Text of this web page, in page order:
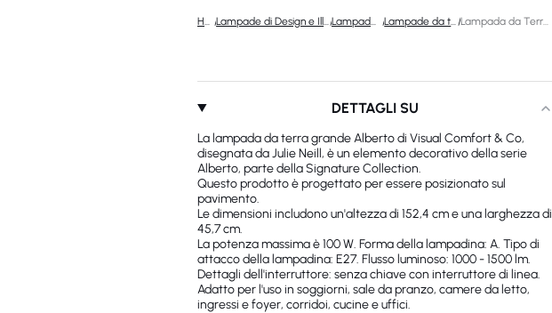
Home / Lampade di Design e Illuminazione di Lusso / Lampade di design / Lampade da terra di design / Lampada da Terra Alberto grande
DETTAGLI SU
La lampada da terra grande Alberto di Visual Comfort & Co,
disegnata da Julie Neill, è un elemento decorativo della serie
Alberto, parte della Signature Collection.
Questo prodotto è progettato per essere posizionato sul
pavimento.
Le dimensioni includono un'altezza di 152,4 cm e una larghezza di
45,7 cm.
La potenza massima è 100 W. Forma della lampadina: A. Tipo di
attacco della lampadina: E27. Flusso luminoso: 1000 - 1500 lm.
Dettagli dell'interruttore: senza chiave con interruttore di linea.
Adatto per l'uso in soggiorni, sale da pranzo, camere da letto,
ingressi e foyer, corridoi, cucine e uffici.